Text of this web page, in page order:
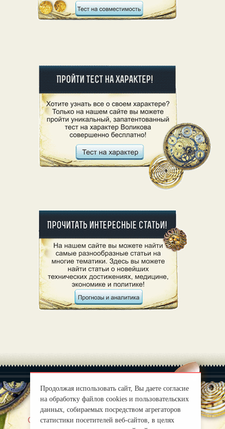
О нас |
Правила
Продолжая использовать сайт, Вы даете согласие
на обработку файлов cookies и пользовательских
данных, собираемых посредством агрегаторов
статистики посетителей веб-сайтов, в целях